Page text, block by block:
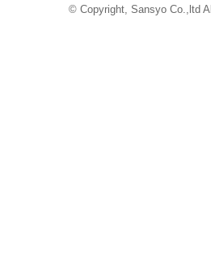
© Copyright, Sansyo Co.,ltd